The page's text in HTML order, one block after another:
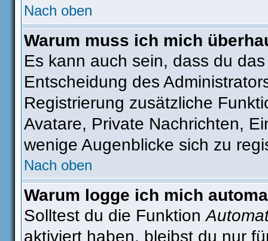
Nach oben
Warum muss ich mich
Es kann auch sein, dass du
Entscheidung des
Registrierung zusätzliche
Avatare, Private Nachrichten,
wenige Augenblicke sich zu
Nach oben
Warum logge ich mich
Solltest du die Funktion
aktiviert haben, bleibst du nur